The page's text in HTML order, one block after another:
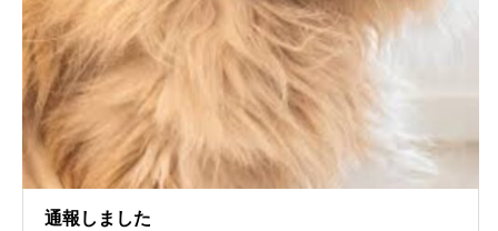
通報しました